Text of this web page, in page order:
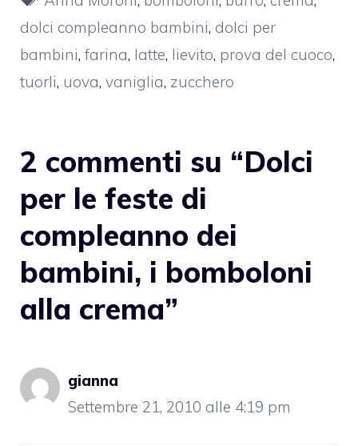
dolci compleanno bambini, dolci per
bambini, farina, latte, lievito, prova del cuoco,
tuorli, uova, vaniglia, zucchero
2 commenti su “Dolci
per le feste di
compleanno dei
bambini, i bomboloni
alla crema”
gianna
Settembre 21, 2010 alle 4:19 pm